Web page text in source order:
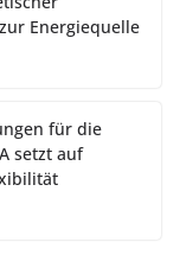
Energiequelle
für die
setzt auf